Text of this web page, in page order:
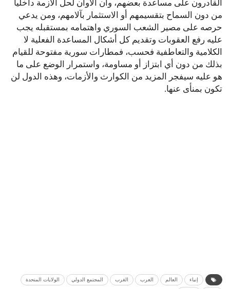
القادرون على مساعدة بعضهم، وآن الأوان لحل الأزمة داخلياً
من دون السماح بتقسيمهم أو الاستثمار بآلامهم، ومن يدعي
حرصه على مصير الشعب السوري واهتمامه بمستقبله يجب
عليه رفع العقوبات وتقديم كل أشكال المساعدة الفعلية لا
الكلامية والتعاطفية فحسب، فمطارات سورية مفتوحة للقيام
بذلك من دون أي ابتزاز أو مساومة، واستمرار الوضع على ما
هو عليه سيفجر المزيد من الكوارث والأزمات، وهذه الدول لن
تكون بمنأى عنها.
إنباء العالم العرب الغرب المجتمع الدولي الولايات المتحدة